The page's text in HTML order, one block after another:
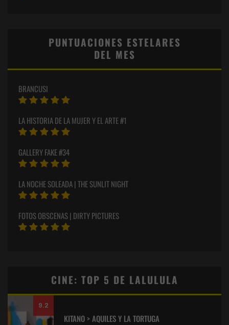
PUNTUACIONES ESTELARES
DEL MES
BRANCUSI
LA HISTORIA DE LA MUJER Y EL ARTE #1
GALLERY FAKE #34
LA NOCHE SOLEADA | THE SUNLIT NIGHT
FOTOS OBSCENAS | DIRTY PICTURES
CINE: TOP 5 DE LALULULA
9.2
KITANO > AQUILES Y LA TORTUGA